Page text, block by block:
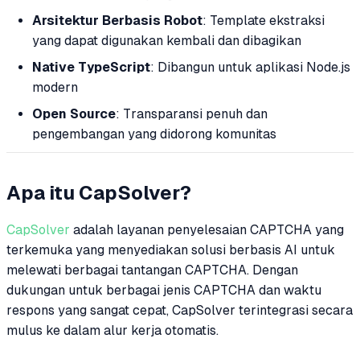
Arsitektur Berbasis Robot: Template ekstraksi
yang dapat digunakan kembali dan dibagikan
Native TypeScript: Dibangun untuk aplikasi Node.js
modern
Open Source: Transparansi penuh dan
pengembangan yang didorong komunitas
Apa itu CapSolver?
CapSolver adalah layanan penyelesaian CAPTCHA yang
terkemuka yang menyediakan solusi berbasis AI untuk
melewati berbagai tantangan CAPTCHA. Dengan
dukungan untuk berbagai jenis CAPTCHA dan waktu
respons yang sangat cepat, CapSolver terintegrasi secara
mulus ke dalam alur kerja otomatis.